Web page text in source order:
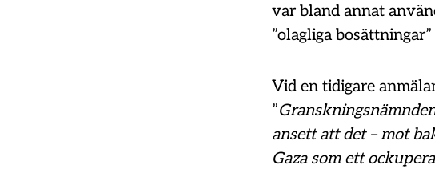
var bland annat
”olagliga
Vid en tidigare
”
ansett att det – mot
Gaza som ett